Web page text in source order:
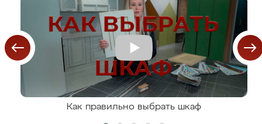
Как правильно выбрать шкаф